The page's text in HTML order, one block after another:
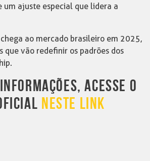
um ajuste especial que lidera a
ao mercado brasileiro em 2025,
que vão redefinir os padrões dos
ACESSE O
NESTE LINK